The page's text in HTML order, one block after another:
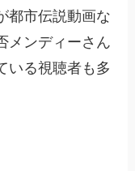
都市伝説動画な
メンディーさん
いる視聴者も多